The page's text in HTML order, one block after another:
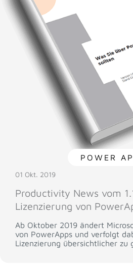
POWER
01 Okt. 2019
Productivity News vom
Lizenzierung von
Ab Oktober 2019 ändert
von PowerApps und verfolgt
Lizenzierung übersichtlicher zu